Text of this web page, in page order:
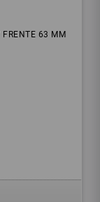
FRENTE 63 MM